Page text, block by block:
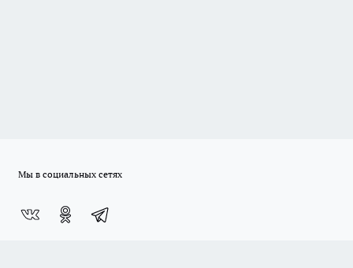
Мы в социальных сетях